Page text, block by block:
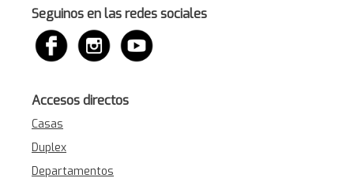
Seguinos en las redes sociales
Accesos directos
Casas
Duplex
Departamentos